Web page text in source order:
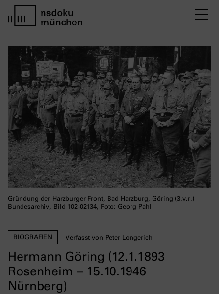
Hermann Göring (12.1.1893
Rosenheim – 15.10.1946
Nürnberg)
BIOGRAFIEN Verfasst von Peter Longerich
Gründung der Harzburger Front, Bad Harzburg, Göring (3.v.r.) |
Bundesarchiv, Bild 102-02134, Foto: Georg Pahl